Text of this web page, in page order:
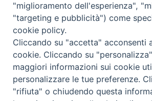
Copyright © 2019 - Tutti i
Trentina Editrice
Privacy Policy
"miglioramento dell'esperienza",
"targeting e pubblicità") come
cookie policy.
Cliccando su "accetta" acconsenti
cookie. Cliccando su
maggiori informazioni sui cookie
personalizzare le tue preferenze.
"rifiuta" o chiudendo questa